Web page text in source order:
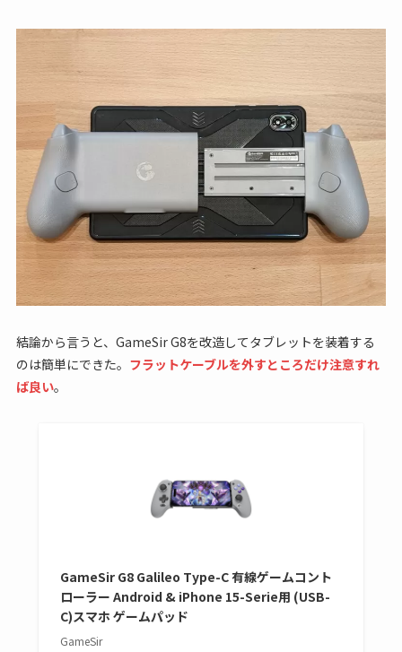
結論から言うと、GameSir G8を改造してタブレットを装着する
のは簡単にできた。 フラットケーブルを外すところだけ注意すれ
ば良い。
GameSir G8 Galileo Type-C 有線ゲームコント
ローラー Android & iPhone 15-Serie用 (USB-
C)スマホ ゲームパッド
GameSir